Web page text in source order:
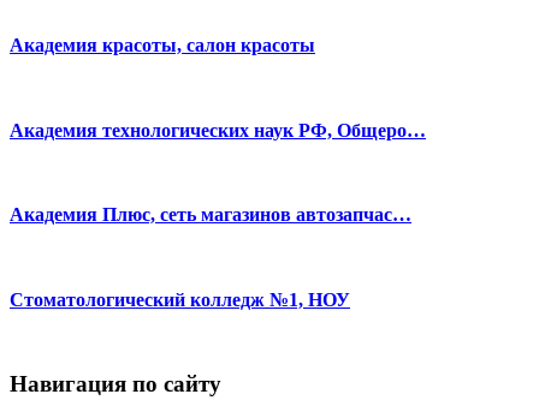
Академия красоты, салон красоты
Академия технологических наук РФ, Общеро…
Академия Плюс, сеть магазинов автозапчас…
Стоматологический колледж №1, НОУ
Навигация по сайту